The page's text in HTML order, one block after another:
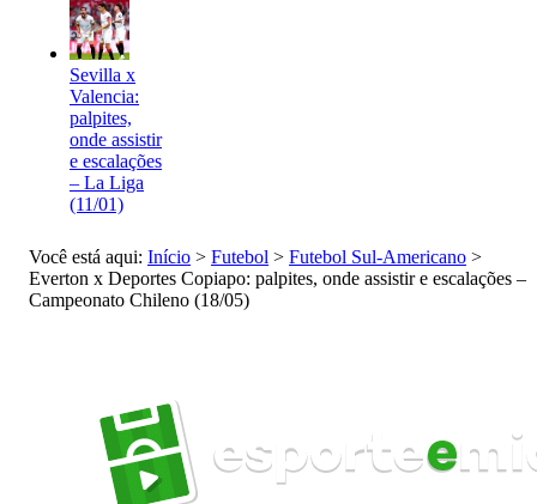
Sevilla x
Valencia:
palpites,
onde assistir
e escalações
– La Liga
(11/01)
Você está aqui: Início > Futebol > Futebol Sul-Americano >
Everton x Deportes Copiapo: palpites, onde assistir e escalações –
Campeonato Chileno (18/05)